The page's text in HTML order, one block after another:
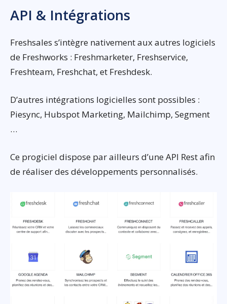
API & Intégrations
Freshsales s’intègre nativement aux autres logiciels
de Freshworks : Freshmarketer, Freshservice,
Freshteam, Freshchat, et Freshdesk.
D’autres intégrations logicielles sont possibles :
Piesync, Hubspot Marketing, Mailchimp, Segment
…
Ce progiciel dispose par ailleurs d’une API Rest afin
de réaliser des développements personnalisés.